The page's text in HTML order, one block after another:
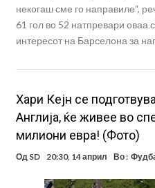
некогаш сме го направиле“,
61 гол во 52 натпревари
интересот на Барселона за
Хари Кејн се
Англија, ќе живее во
милиони евра! (Фото)
Од SD 20:30, 14 април Во :